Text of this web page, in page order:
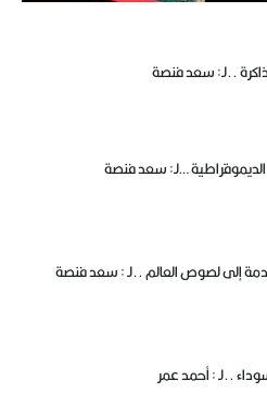
..لـ: سعد فنصة
…لـ: سعد فنصة
إلى لصوص العالم ..لـ : سعد فنصة
..لـ : أحمد عمر